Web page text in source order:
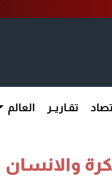
تقـاريــر العالم
والانسان